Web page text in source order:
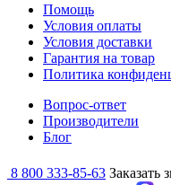
Помощь
Условия оплаты
Условия доставки
Гарантия на товар
Политика
Вопрос-ответ
Производители
Блог
8 800 333-85-63 Заказать